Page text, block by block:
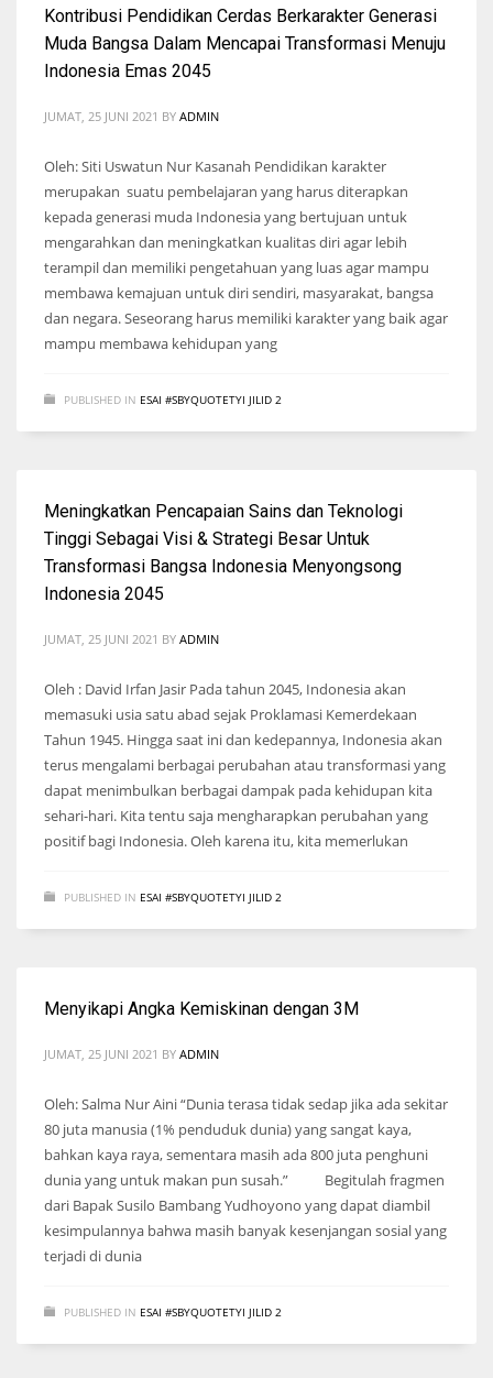
Kontribusi Pendidikan Cerdas Berkarakter Generasi
Muda Bangsa Dalam Mencapai Transformasi Menuju
Indonesia Emas 2045
JUMAT, 25 JUNI 2021 BY ADMIN
Oleh: Siti Uswatun Nur Kasanah Pendidikan karakter
merupakan suatu pembelajaran yang harus diterapkan
kepada generasi muda Indonesia yang bertujuan untuk
mengarahkan dan meningkatkan kualitas diri agar lebih
terampil dan memiliki pengetahuan yang luas agar mampu
membawa kemajuan untuk diri sendiri, masyarakat, bangsa
dan negara. Seseorang harus memiliki karakter yang baik agar
mampu membawa kehidupan yang
PUBLISHED IN ESAI #SBYQUOTETYI JILID 2
Meningkatkan Pencapaian Sains dan Teknologi
Tinggi Sebagai Visi & Strategi Besar Untuk
Transformasi Bangsa Indonesia Menyongsong
Indonesia 2045
JUMAT, 25 JUNI 2021 BY ADMIN
Oleh : David Irfan Jasir Pada tahun 2045, Indonesia akan
memasuki usia satu abad sejak Proklamasi Kemerdekaan
Tahun 1945. Hingga saat ini dan kedepannya, Indonesia akan
terus mengalami berbagai perubahan atau transformasi yang
dapat menimbulkan berbagai dampak pada kehidupan kita
sehari-hari. Kita tentu saja mengharapkan perubahan yang
positif bagi Indonesia. Oleh karena itu, kita memerlukan
PUBLISHED IN ESAI #SBYQUOTETYI JILID 2
Menyikapi Angka Kemiskinan dengan 3M
JUMAT, 25 JUNI 2021 BY ADMIN
Oleh: Salma Nur Aini “Dunia terasa tidak sedap jika ada sekitar
80 juta manusia (1% penduduk dunia) yang sangat kaya,
bahkan kaya raya, sementara masih ada 800 juta penghuni
dunia yang untuk makan pun susah.” Begitulah fragmen
dari Bapak Susilo Bambang Yudhoyono yang dapat diambil
kesimpulannya bahwa masih banyak kesenjangan sosial yang
terjadi di dunia
PUBLISHED IN ESAI #SBYQUOTETYI JILID 2